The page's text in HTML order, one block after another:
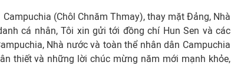
(Chôl Chnăm Thmay), thay mặt Ðảng, Nhà
cá nhân, Tôi xin gửi tới đồng chí Hun Sen và các
Nhà nước và toàn thể nhân dân Campuchia
thiết và những lời chúc mừng năm mới mạnh khỏe,